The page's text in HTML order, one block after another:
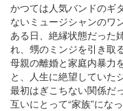
かつては人気バンドのギ
ないミュージシャンのワ
ある日、絶縁状態だった
れ、甥のミンジを引き取
母親の離婚と家庭内暴力
と、人生に絶望していた
最初はぎこちない関係だ
互いにとって“家族”にな